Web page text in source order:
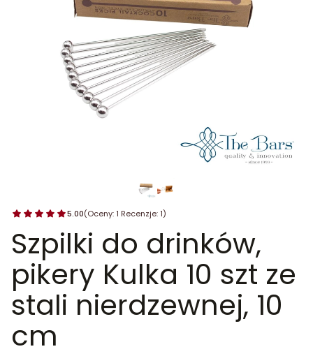
5.00(Oceny: 1 Recenzje: 1)
Szpilki do drinków,
pikery Kulka 10 szt ze
stali nierdzewnej, 10
cm